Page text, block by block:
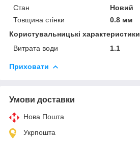
Стан
Новий
Товщина стінки
0.8 мм
Користувальницькі характеристики
Витрата води
1.1
Приховати
Умови доставки
Нова Пошта
Укрпошта